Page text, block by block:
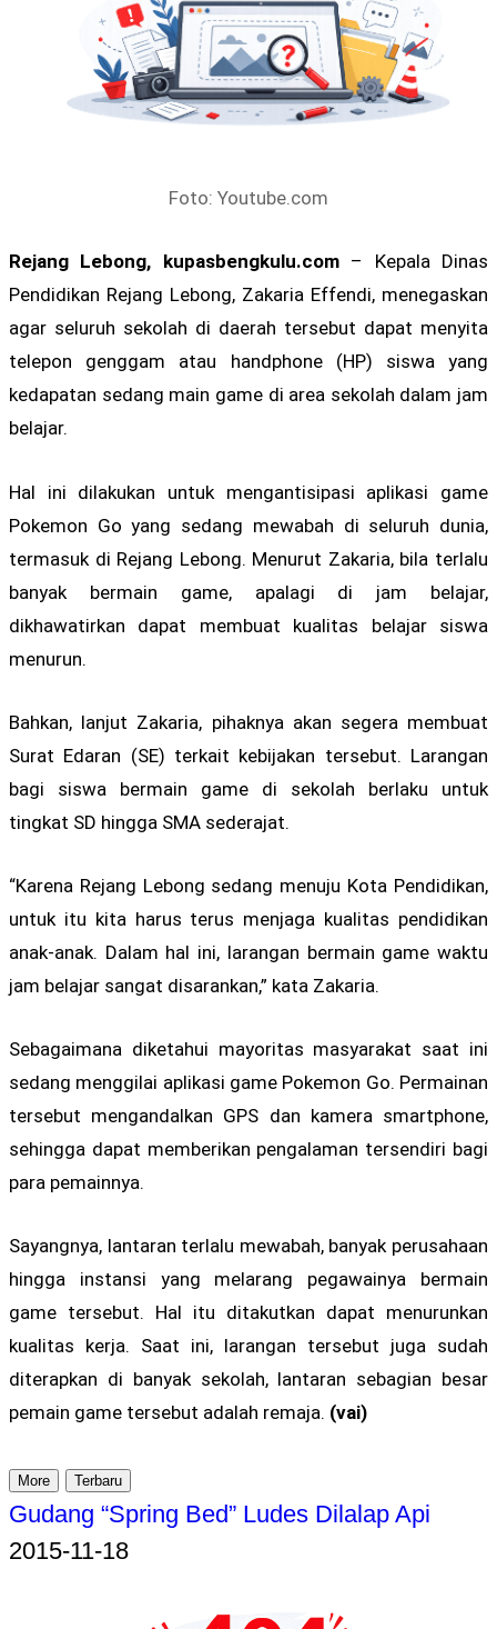
Foto: Youtube.com
Rejang Lebong, kupasbengkulu.com– Kepala Dinas
Pendidikan Rejang Lebong, Zakaria Effendi, menegaskan
agar seluruh sekolah di daerah tersebut dapat menyita
telepon genggam atau handphone (HP) siswa yang
kedapatan sedang main game di area sekolah dalam jam
belajar.
Hal ini dilakukan untuk mengantisipasi aplikasi game
Pokemon Go yang sedang mewabah di seluruh dunia,
termasuk di Rejang Lebong. Menurut Zakaria, bila terlalu
banyak bermain game, apalagi di jam belajar,
dikhawatirkan dapat membuat kualitas belajar siswa
menurun.
Bahkan, lanjut Zakaria, pihaknya akan segera membuat
Surat Edaran (SE) terkait kebijakan tersebut. Larangan
bagi siswa bermain game di sekolah berlaku untuk
tingkat SD hingga SMA sederajat.
“Karena Rejang Lebong sedang menuju Kota Pendidikan,
untuk itu kita harus terus menjaga kualitas pendidikan
anak-anak. Dalam hal ini, larangan bermain game waktu
jam belajar sangat disarankan,” kata Zakaria.
Sebagaimana diketahui mayoritas masyarakat saat ini
sedang menggilai aplikasi game Pokemon Go. Permainan
tersebut mengandalkan GPS dan kamera smartphone,
sehingga dapat memberikan pengalaman tersendiri bagi
para pemainnya.
Sayangnya, lantaran terlalu mewabah, banyak perusahaan
hingga instansi yang melarang pegawainya bermain
game tersebut. Hal itu ditakutkan dapat menurunkan
kualitas kerja. Saat ini, larangan tersebut juga sudah
diterapkan di banyak sekolah, lantaran sebagian besar
pemain game tersebut adalah remaja. (vai)
More Terbaru
Gudang “Spring Bed” Ludes Dilalap Api
2015-11-18